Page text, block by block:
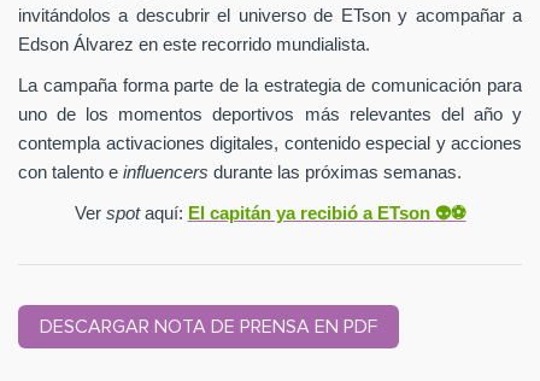
invitándolos a descubrir el universo de ETson y acompañar a
Edson Álvarez en este recorrido mundialista.
La campaña forma parte de la estrategia de comunicación para
uno de los momentos deportivos más relevantes del año y
contempla activaciones digitales, contenido especial y acciones
con talento e influencers durante las próximas semanas.
Ver spotaquí: El capitán ya recibió a ETson 👽⚽️
DESCARGAR NOTA DE PRENSA EN PDF